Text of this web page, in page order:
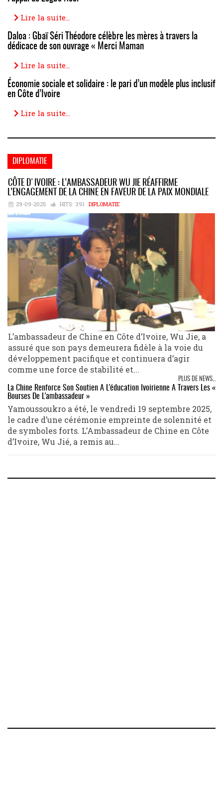
Lire la suite...
Daloa : Gbaï Séri Théodore célèbre les mères à travers la
dédicace de son ouvrage « Merci Maman
Lire la suite...
Économie sociale et solidaire : le pari d’un modèle plus inclusif
en Côte d’Ivoire
Lire la suite...
DIPLOMATIE
CÔTE D'IVOIRE : L’AMBASSADEUR WU JIE RÉAFFIRME
L’ENGAGEMENT DE LA CHINE EN FAVEUR DE LA PAIX MONDIALE
29-09-2025 HITS: 391 DIPLOMATIE
L’ambassadeur de Chine en Côte d’Ivoire, Wu Jie, a
assuré que son pays demeurera fidèle à la voie du
développement pacifique et continuera d’agir
comme une force de stabilité et...
PLUS DE NEWS...
La Chine Renforce Son Soutien À L’éducation Ivoirienne À Travers Les «
Bourses De L’ambassadeur »
Yamoussoukro a été, le vendredi 19 septembre 2025,
le cadre d’une cérémonie empreinte de solennité et
de symboles forts. L’Ambassadeur de Chine en Côte
d’Ivoire, Wu Jié, a remis au…